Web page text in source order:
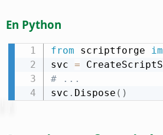
En Python
from scriptforge
svc =
# ...
svc . Dispose ( )